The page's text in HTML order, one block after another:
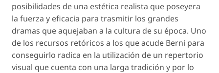
posibilidades de una estética realista que poseyera
la fuerza y eficacia para trasmitir los grandes
dramas que aquejaban a la cultura de su época. Uno
de los recursos retóricos a los que acude Berni para
conseguirlo radica en la utilización de un repertorio
visual que cuenta con una larga tradición y por lo